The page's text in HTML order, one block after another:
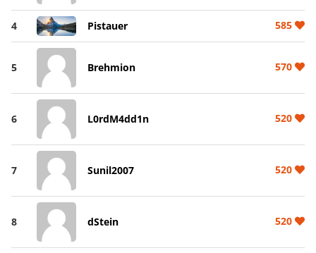
4 Pistauer 585
5 Brehmion 570
6 L0rdM4dd1n 520
7 Sunil2007 520
8 dStein 520